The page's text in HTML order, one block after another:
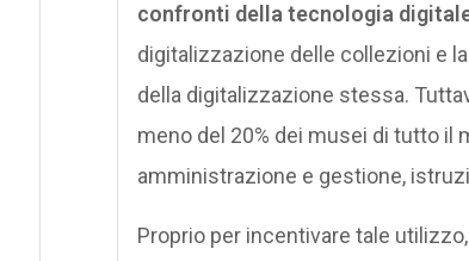
confronti della tecnologia
digitalizzazione delle collezioni e
della digitalizzazione stessa.
meno del 20% dei musei di tutto il
amministrazione e gestione,
Proprio per incentivare tale